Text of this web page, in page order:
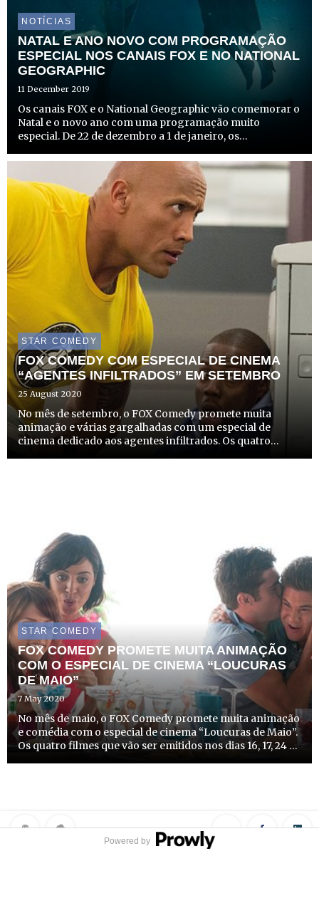
NOTÍCIAS
NATAL E ANO NOVO COM PROGRAMAÇÃO
ESPECIAL NOS CANAIS FOX E NO NATIONAL
GEOGRAPHIC
11 December 2019
Os canais FOX e o National Geographic vão comemorar o
Natal e o novo ano com uma programação muito
especial. De 22 de dezembro a 1 de janeiro, os
aventura, fantasia e emoção, a par de maratonas das suas
séries favoritas.
STAR COMEDY
FOX COMEDY COM ESPECIAL DE CINEMA
“AGENTES INFILTRADOS” EM SETEMBRO
25 August 2020
No mês de setembro, o FOX Comedy promete muita
animação e várias gargalhadas com um especial de
cinema dedicado aos agentes infiltrados. Os quatro
STAR COMEDY
FOX COMEDY PROMETE MUITA ANIMAÇÃO
COM O ESPECIAL DE CINEMA “LOUCURAS
DE MAIO”
7 May 2020
No mês de maio, o FOX Comedy promete muita animação
e comédia com o especial de cinema “Loucuras de Maio”.
Os quatro filmes que vão ser emitidos nos dias 16, 17, 24 e
Powered by